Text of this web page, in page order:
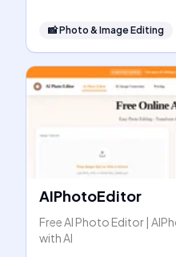
📸Photo & Image Editing
AIPhotoEditor
Free AI Photo Editor |
with AI